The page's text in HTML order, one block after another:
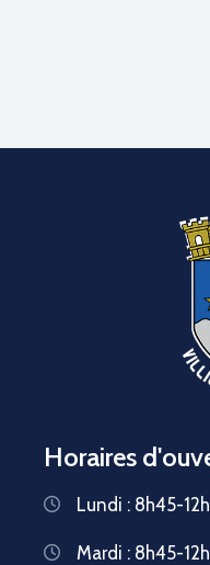
Horaires
Lundi : 8h45-
Mardi : 8h45-